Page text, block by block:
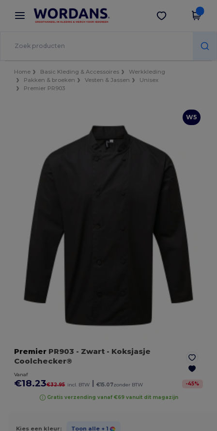
× Wordans-app
Betere prijzen in de app!
Download app
Home Basic Kleding & Accessoires
Werkkleding
Pakken & broeken
Vesten & Jassen
Unisex
Premier PR903
W5
Premier PR903 - Zwart - Koksjasje
Coolchecker®
Vanaf
€18.23€32.95 incl. BTW | €15.07zonder BTW -45%
Gratis verzending vanaf €69 vanuit dit magazijn
Kies een kleur: Toon alle + 1